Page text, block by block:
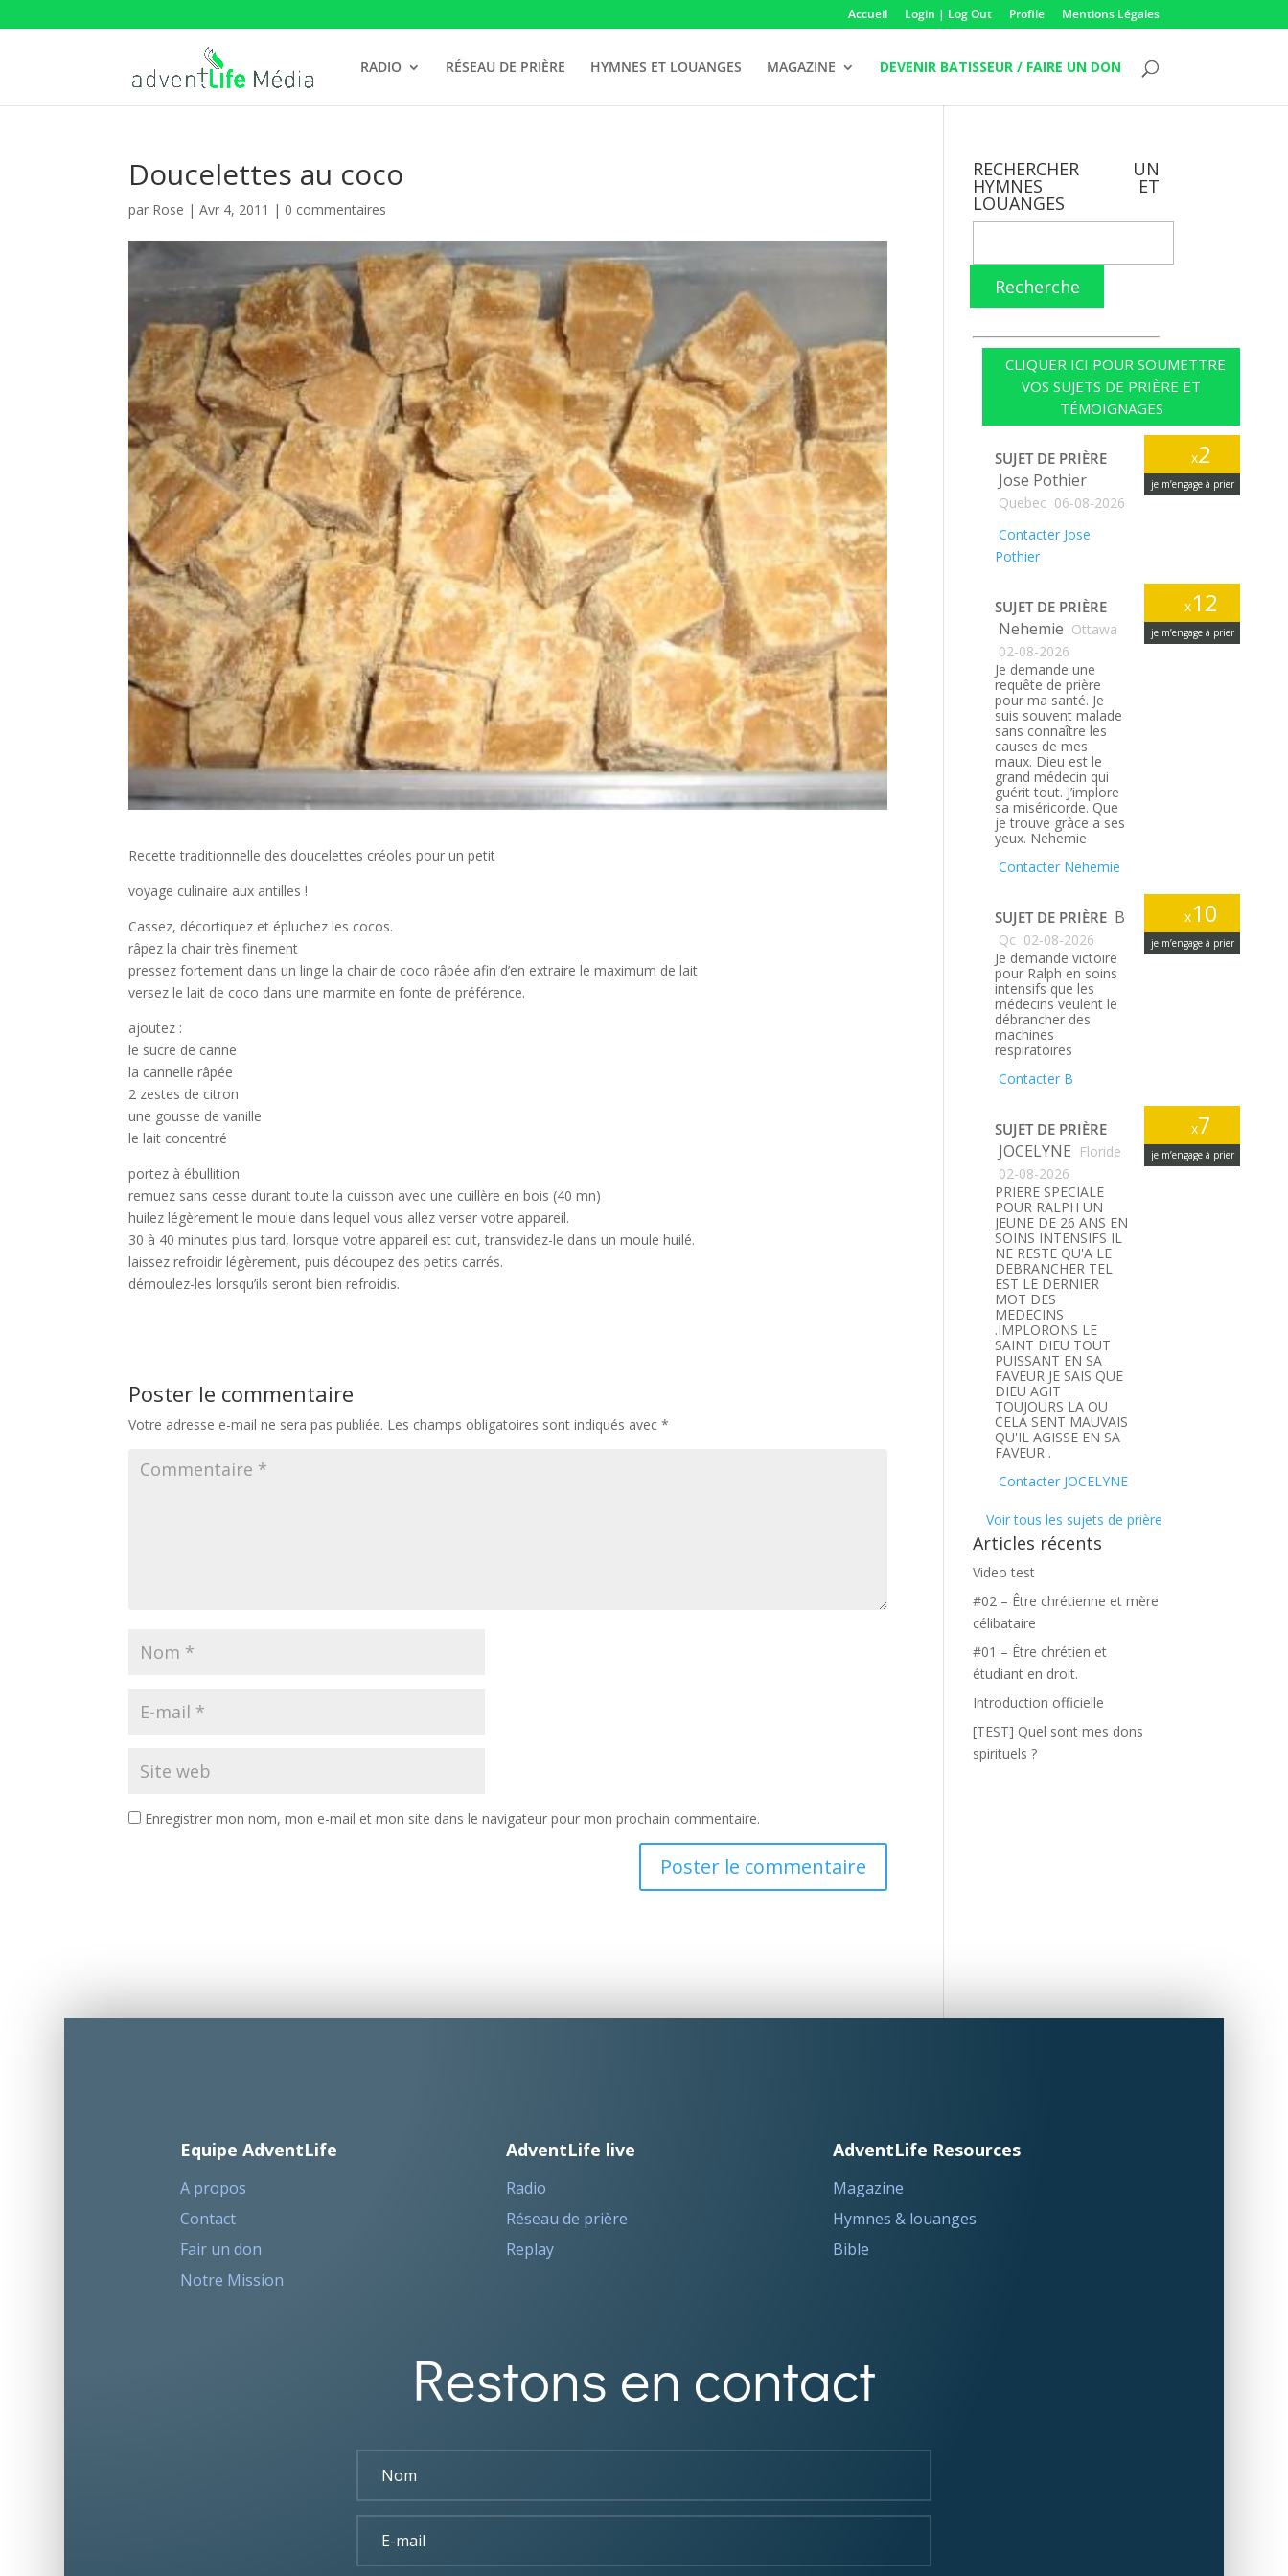
Accueil Login | Log Out Profile Mentions Légales
RADIO RÉSEAU DE PRIÈRE HYMNES ET LOUANGES MAGAZINE DEVENIR BATISSEUR / FAIRE UN DON
Doucelettes au coco
par Rose |Avr 4, 2011 | 0 commentaires
Recette traditionnelle des doucelettes créoles pour un petit
voyage culinaire aux antilles !
Cassez, décortiquez et épluchez les cocos.
râpez la chair très finement
pressez fortement dans un linge la chair de coco râpée afin d’en extraire le maximum de lait
versez le lait de coco dans une marmite en fonte de préférence.
ajoutez :
le sucre de canne
la cannelle râpée
2 zestes de citron
une gousse de vanille
le lait concentré
portez à ébullition
remuez sans cesse durant toute la cuisson avec une cuillère en bois (40 mn)
huilez légèrement le moule dans lequel vous allez verser votre appareil.
30 à 40 minutes plus tard, lorsque votre appareil est cuit, transvidez-le dans un moule huilé.
laissez refroidir légèrement, puis découpez des petits carrés.
démoulez-les lorsqu’ils seront bien refroidis.
Poster le commentaire
Votre adresse e-mail ne sera pas publiée. Les champs obligatoires sont indiqués avec*
Enregistrer mon nom, mon e-mail et mon site dans le navigateur pour mon prochain commentaire.
RECHERCHER UN
HYMNES ET
LOUANGES
Recherche
CLIQUER ICI POUR SOUMETTRE
VOS SUJETS DE PRIÈRE ET
TÉMOIGNAGES
x2
je m’engage à prier
SUJET DE PRIÈRE
Jose Pothier
Quebec 06-08-2026
Contacter Jose
Pothier
x12
je m’engage à prier
SUJET DE PRIÈRE
Nehemie Ottawa
02-08-2026
Je demande une
requête de prière
pour ma santé. Je
suis souvent malade
sans connaître les
causes de mes
maux. Dieu est le
grand médecin qui
guérit tout. J’implore
sa miséricorde. Que
je trouve gràce a ses
yeux. Nehemie
Contacter Nehemie
x10
je m’engage à prier
SUJET DE PRIÈRE B
Qc 02-08-2026
Je demande victoire
pour Ralph en soins
intensifs que les
médecins veulent le
débrancher des
machines
respiratoires
Contacter B
x7
je m’engage à prier
SUJET DE PRIÈRE
JOCELYNE Floride
02-08-2026
PRIERE SPECIALE
POUR RALPH UN
JEUNE DE 26 ANS EN
SOINS INTENSIFS IL
NE RESTE QU'A LE
DEBRANCHER TEL
EST LE DERNIER
MOT DES
MEDECINS
.IMPLORONS LE
SAINT DIEU TOUT
PUISSANT EN SA
FAVEUR JE SAIS QUE
DIEU AGIT
TOUJOURS LA OU
CELA SENT MAUVAIS
QU'IL AGISSE EN SA
FAVEUR .
Contacter JOCELYNE
Voir tous les sujets de prière
Articles récents
Video test
#02 – Être chrétienne et mère
célibataire
#01 – Être chrétien et
étudiant en droit.
Introduction officielle
[TEST] Quel sont mes dons
spirituels ?
Equipe AdventLife
A propos
Contact
Fair un don
Notre Mission
AdventLife live
Radio
Réseau de prière
Replay
AdventLife Resources
Magazine
Hymnes & louanges
Bible
Restons en contact